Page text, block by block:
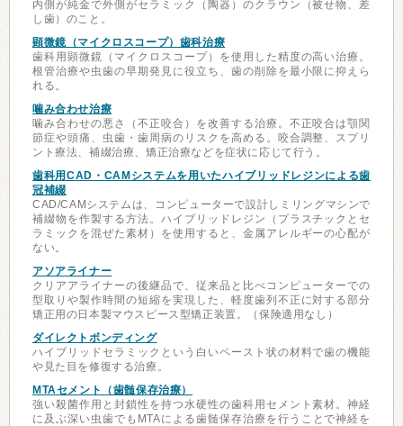
内側が純金で外側がセラミック（陶器）のクラウン（被せ物、差
し歯）のこと。
顕微鏡（マイクロスコープ）歯科治療
歯科用顕微鏡（マイクロスコープ）を使用した精度の高い治療。
根管治療や虫歯の早期発見に役立ち、歯の削除を最小限に抑えら
れる。
噛み合わせ治療
噛み合わせの悪さ（不正咬合）を改善する治療。不正咬合は顎関
節症や頭痛、虫歯・歯周病のリスクを高める。咬合調整、スプリ
ント療法、補綴治療、矯正治療などを症状に応じて行う。
歯科用CAD・CAMシステムを用いたハイブリッドレジンによる歯
冠補綴
CAD/CAMシステムは、コンピューターで設計しミリングマシンで
補綴物を作製する方法。ハイブリッドレジン（プラスチックとセ
ラミックを混ぜた素材）を使用すると、金属アレルギーの心配が
ない。
アソアライナー
クリアアライナーの後継品で、従来品と比べコンピューターでの
型取りや製作時間の短縮を実現した、軽度歯列不正に対する部分
矯正用の日本製マウスピース型矯正装置。（保険適用なし）
ダイレクトボンディング
ハイブリッドセラミックという白いペースト状の材料で歯の機能
や見た目を修復する治療。
MTAセメント（歯髄保存治療）
強い殺菌作用と封鎖性を持つ水硬性の歯科用セメント素材。神経
に及ぶ深い虫歯でもMTAによる歯髄保存治療を行うことで神経を